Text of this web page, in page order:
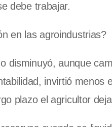
debe trabajar.
en las agroindustrias?
disminuyó, aunque
invirtió
plazo el agricultor